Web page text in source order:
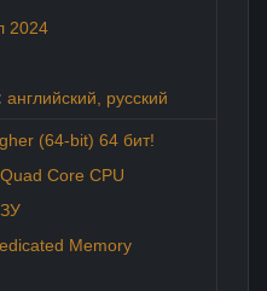
2024
английский русский
(64-bit) 64 бит!
Core CPU
Memory